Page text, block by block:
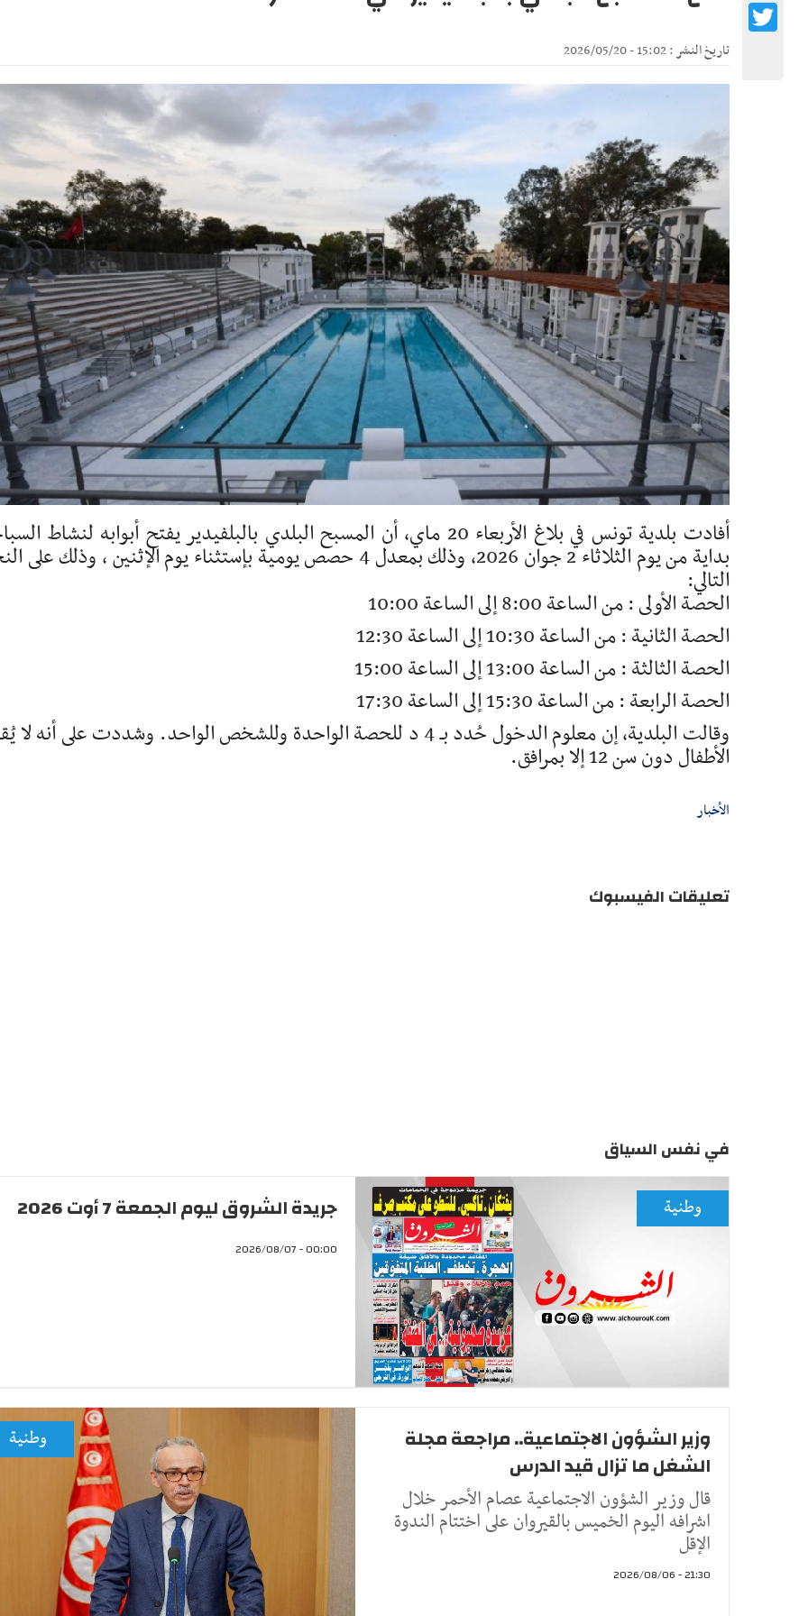
تاريخ النشر : 15:02 - 2026/05/20
أفادت بلدية تونس في بلاغ الأربعاء 20 ماي، أن المسبح البلدي بالبلفيدير يفتح أبوابه لنشاط
بداية من يوم الثلاثاء 2 جوان 2026، وذلك بمعدل 4 حصص يومية بإستثناء يوم الإثنين ، وذلك
التالي:
الحصة الأولى : من الساعة 8:00 إلى الساعة 10:00
الحصة الثانية : من الساعة 10:30 إلى الساعة 12:30
الحصة الثالثة : من الساعة 13:00 إلى الساعة 15:00
الحصة الرابعة : من الساعة 15:30 إلى الساعة 17:30
وقالت البلدية، إن معلوم الدخول حُدد بـ 4 د للحصة الواحدة وللشخص الواحد. وشددت على أنه
الأطفال دون سن 12 إلا بمرافق.
الأخبار
Twitter
تعليقات الفيسبوك
في نفس السياق
وطنية
جريدة الشروق ليوم الجمعة 7 أوت 2026
00:00 - 2026/08/07
وطنية
وزير الشؤون الاجتماعية.. مراجعة مجلة
الشغل ما تزال قيد الدرس
قال وزير الشؤون الاجتماعية عصام الأحمر خلال
اشرافه اليوم الخميس بالقيروان على اختتام الندوة
الإقل
21:30 - 2026/08/06